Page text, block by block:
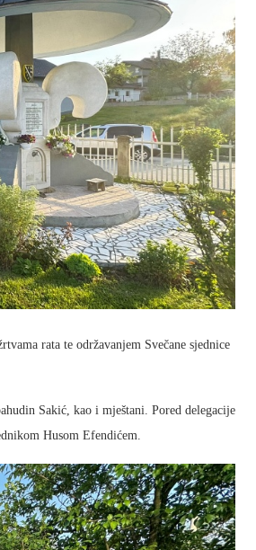
rata te održavanjem Svečane sjednice
Sakić, kao i mještani. Pored delegacije
Husom Efendićem.